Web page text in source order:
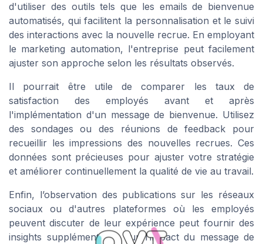
d'utiliser des outils tels que les emails de bienvenue
automatisés, qui facilitent la personnalisation et le suivi
des interactions avec la nouvelle recrue. En employant
le marketing automation, l'entreprise peut facilement
ajuster son approche selon les résultats observés.
Il pourrait être utile de comparer les taux de
satisfaction des employés avant et après
l'implémentation d'un message de bienvenue. Utilisez
des sondages ou des réunions de feedback pour
recueillir les impressions des nouvelles recrues. Ces
données sont précieuses pour ajuster votre stratégie
et améliorer continuellement la qualité de vie au travail.
Enfin, l’observation des publications sur les réseaux
sociaux ou d'autres plateformes où les employés
peuvent discuter de leur expérience peut fournir des
insights supplémentaires sur l’impact du message de